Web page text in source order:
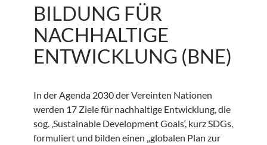
BILDUNG FÜR
NACHHALTIGE
ENTWICKLUNG (BNE)
In der Agenda 2030 der Vereinten Nationen
werden 17 Ziele für nachhaltige Entwicklung, die
sog. ‚Sustainable Development Goals‘, kurz SDGs,
formuliert und bilden einen „globalen Plan zur